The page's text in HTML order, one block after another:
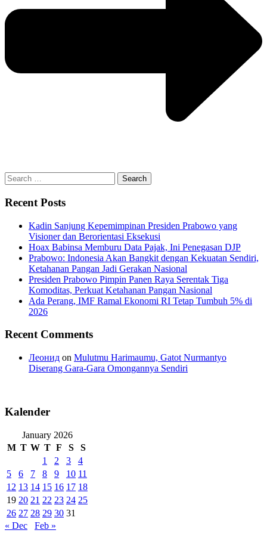
Search
for:
Recent Posts
Kadin Sanjung Kepemimpinan Presiden Prabowo yang
Visioner dan Berorientasi Eksekusi
Hoax Babinsa Memburu Data Pajak, Ini Penegasan DJP
Prabowo: Indonesia Akan Bangkit dengan Kekuatan Sendiri,
Ketahanan Pangan Jadi Gerakan Nasional
Presiden Prabowo Pimpin Panen Raya Serentak Tiga
Komoditas, Perkuat Ketahanan Pangan Nasional
Ada Perang, IMF Ramal Ekonomi RI Tetap Tumbuh 5% di
2026
Recent Comments
Леонид on Mulutmu Harimaumu, Gatot Nurmantyo
Diserang Gara-Gara Omongannya Sendiri
Kalender
January 2026
M T W T F S
S
1
2 3
4
5
6 7 8 9 10 11
12 13 14 15 16 17 18
19 20 21 22 23 24 25
26 27 28 29 30 31
« Dec
Feb »